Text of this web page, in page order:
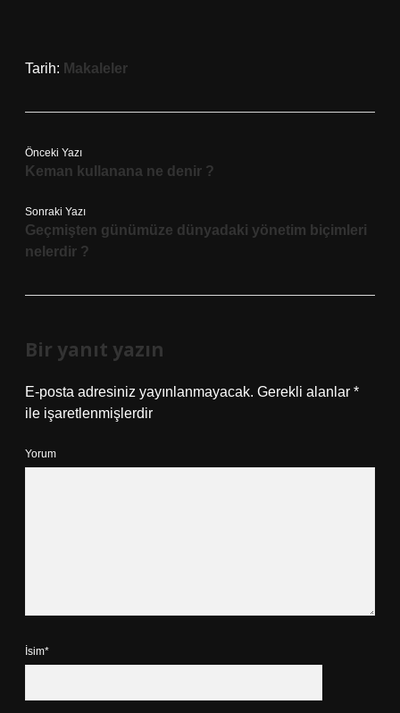
Tarih: Makaleler
Önceki Yazı
Keman kullanana ne denir ?
Sonraki Yazı
Geçmişten günümüze dünyadaki yönetim biçimleri
nelerdir ?
Bir yanıt yazın
E-posta adresiniz yayınlanmayacak. Gerekli alanlar *
ile işaretlenmişlerdir
Yorum
İsim*